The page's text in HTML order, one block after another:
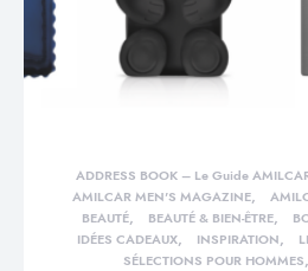
ADDRESS BOOK – Le Guide
AMILCAR MEN'S MAGAZINE
BEAUTÉ
BEAUTÉ & BIEN-ÊTRE
IDÉES CADEAUX
INSPIRATION
SÉLECTIONS POUR HOMMES